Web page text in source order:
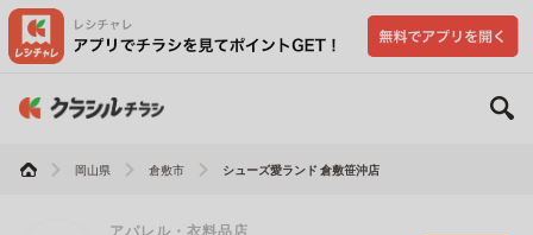
岡山県 倉敷市 シューズ愛ランド 倉敷笹沖店
アパレル・衣料品店